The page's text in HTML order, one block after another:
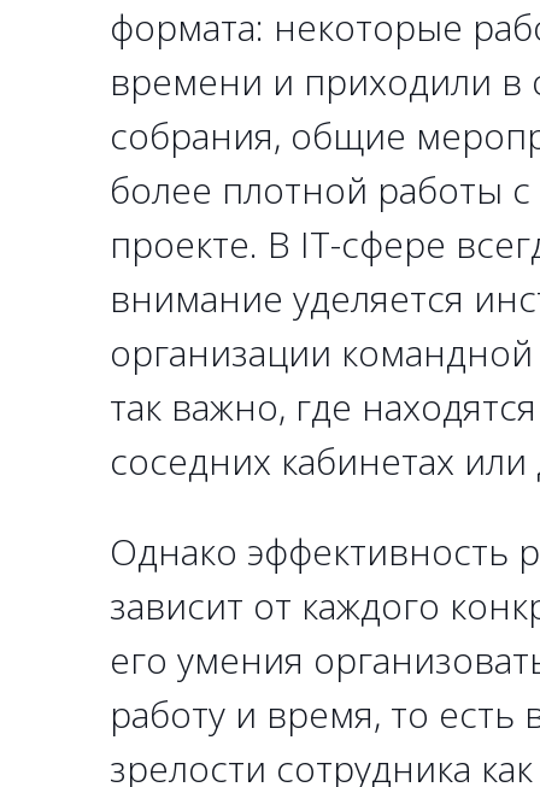
формата: некоторые
времени и приходили
собрания, общие
более плотной работы
проекте. В IT-сфере
внимание уделяется
организации
так важно, где
соседних кабинетах
Однако эффективность
зависит от каждого
его умения
работу и время, то
зрелости сотрудника